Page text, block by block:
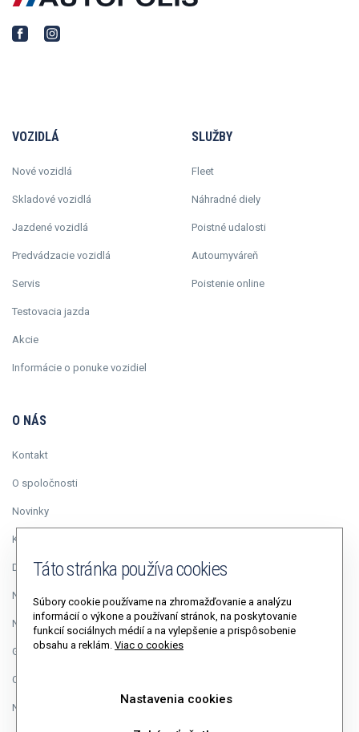
VOZIDLÁ
Nové vozidlá
Skladové vozidlá
Jazdené vozidlá
Predvádzacie vozidlá
Servis
Testovacia jazda
Akcie
Informácie o ponuke vozidiel
SLUŽBY
Fleet
Náhradné diely
Poistné udalosti
Autoumyváreň
Poistenie online
O NÁS
Kontakt
O spoločnosti
Novinky
Kariéra
Duálne vzdelávanie
Napísali o nás
Napíšte riaditeľovi
GDPR
Cookies
Nastavenia cookies
Táto stránka používa cookies
Súbory cookie používame na zhromažďovanie a analýzu
informácií o výkone a používaní stránok, na poskytovanie
funkcií sociálnych médií a na vylepšenie a prispôsobenie
obsahu a reklám. Viac o cookies
Nastavenia cookies